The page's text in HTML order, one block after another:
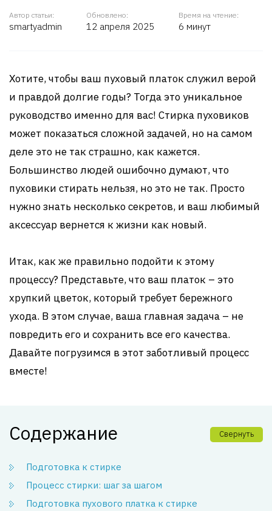
Автор статьи:
smartyadmin
Обновлено:
12 апреля 2025
Время на чтение:
6 минут
Хотите, чтобы ваш пуховый платок служил верой
и правдой долгие годы? Тогда это уникальное
руководство именно для вас! Стирка пуховиков
может показаться сложной задачей, но на самом
деле это не так страшно, как кажется.
Большинство людей ошибочно думают, что
пуховики стирать нельзя, но это не так. Просто
нужно знать несколько секретов, и ваш любимый
аксессуар вернется к жизни как новый.
Итак, как же правильно подойти к этому
процессу? Представьте, что ваш платок – это
хрупкий цветок, который требует бережного
ухода. В этом случае, ваша главная задача – не
повредить его и сохранить все его качества.
Давайте погрузимся в этот заботливый процесс
вместе!
Содержание Свернуть
Подготовка к стирке
Процесс стирки: шаг за шагом
Подготовка пухового платка к стирке